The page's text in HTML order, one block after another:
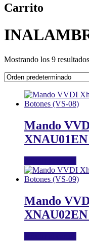
Carrito
Mostrando los 9 resultados
Mando
XNAU01EN
Mando
XNAU02EN